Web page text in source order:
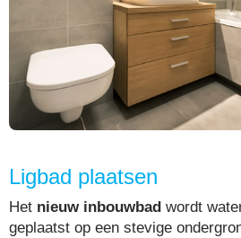
Ligbad plaatsen
Het nieuw inbouwbad wordt
geplaatst op een stevige